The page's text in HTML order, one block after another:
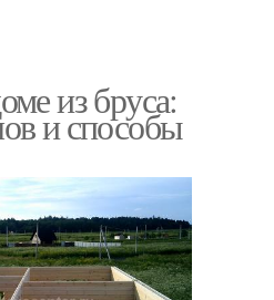
из бруса:
и способы